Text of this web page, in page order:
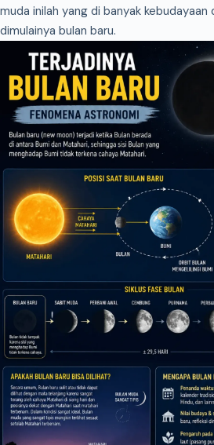
muda inilah yang di banyak kebudayaan
dimulainya bulan baru.